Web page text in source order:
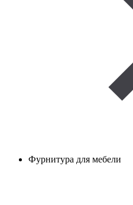
Фурнитура для мебели